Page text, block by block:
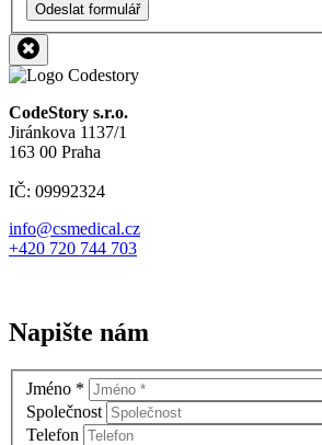
Odeslat formulář
CodeStory s.r.o.
Jiránkova 1137/1
163 00 Praha
IČ: 09992324
info@csmedical.cz
+420 720 744 703
Napište nám
Jméno *
Společnost
Telefon